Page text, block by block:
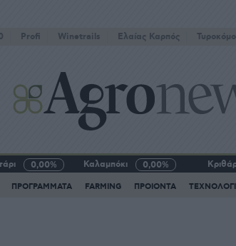
Profi Winetrails Eλαίας Καρπός
0,00% Καλαμπόκι 0,00%
ΠΡΟΓΡΑΜΜΑΤΑ FARMING ΠΡΟΙΟΝΤΑ